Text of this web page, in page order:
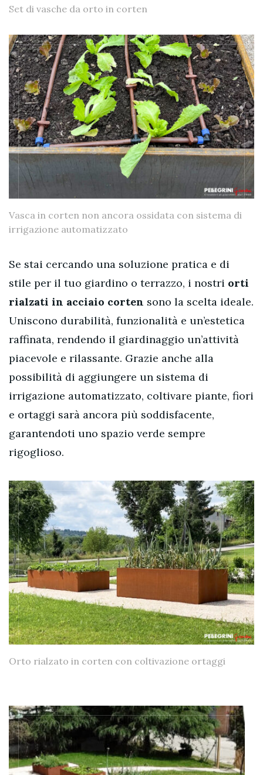
Set di vasche da orto in corten
Vasca in corten non ancora ossidata con sistema di
irrigazione automatizzato
Se stai cercando una soluzione pratica e di
stile per il tuo giardino o terrazzo, i nostri orti
rialzati in acciaio corten sono la scelta ideale.
Uniscono durabilità, funzionalità e un’estetica
raffinata, rendendo il giardinaggio un’attività
piacevole e rilassante. Grazie anche alla
possibilità di aggiungere un sistema di
irrigazione automatizzato, coltivare piante, fiori
e ortaggi sarà ancora più soddisfacente,
garantendoti uno spazio verde sempre
rigoglioso.
Orto rialzato in corten con coltivazione ortaggi